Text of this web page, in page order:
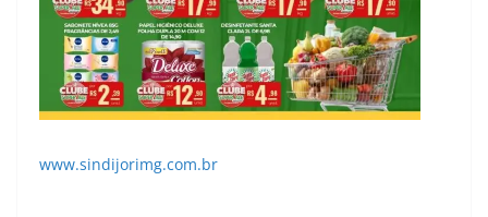
www.sindijorimg.com.br